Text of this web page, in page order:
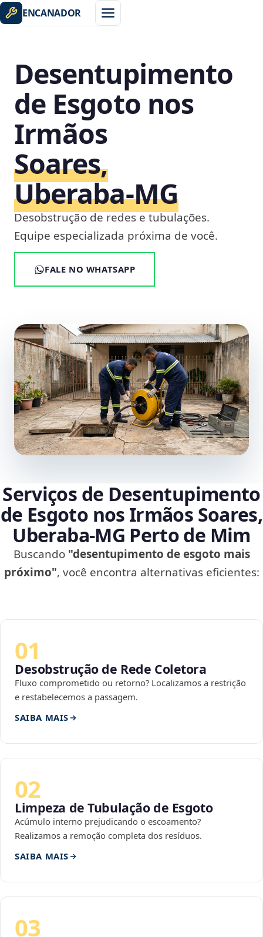
ENCANADOR
Desentupimento
de Esgoto nos
Irmãos
Soares,
Uberaba‑MG
Desobstrução de redes e tubulações.
Equipe especializada próxima de você.
FALE NO WHATSAPP
Serviços de Desentupimento
de Esgoto nos Irmãos Soares,
Uberaba‑MG Perto de Mim
Buscando "desentupimento de esgoto mais
próximo", você encontra alternativas eficientes:
01
Desobstrução de Rede Coletora
Fluxo comprometido ou retorno? Localizamos a restrição
e restabelecemos a passagem.
SAIBA MAIS
02
Limpeza de Tubulação de Esgoto
Acúmulo interno prejudicando o escoamento?
Realizamos a remoção completa dos resíduos.
SAIBA MAIS
03